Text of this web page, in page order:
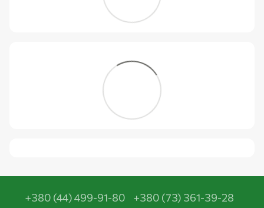
+380 (44) 499-91-80 +380 (73) 361-39-28